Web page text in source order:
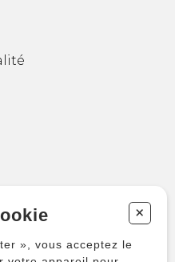
+
», vous acceptez le